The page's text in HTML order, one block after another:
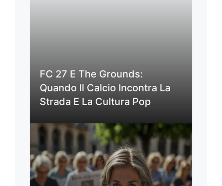
FC 27 E The Grounds:
Quando Il Calcio Incontra La
Strada E La Cultura Pop